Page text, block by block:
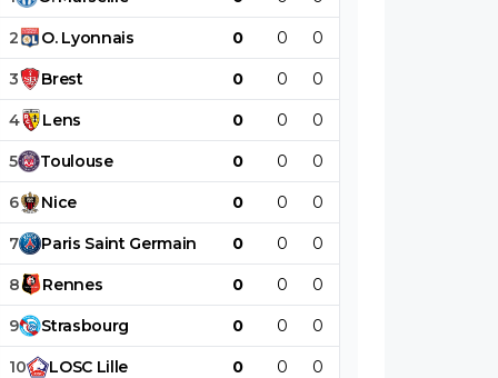
2 O. Lyonnais 0 0 0
3 Brest 0 0 0
4 Lens 0 0 0
5 Toulouse 0 0 0
6 Nice 0 0 0
7 Paris Saint Germain 0 0 0
8 Rennes 0 0 0
9 Strasbourg 0 0 0
10 LOSC Lille 0 0 0